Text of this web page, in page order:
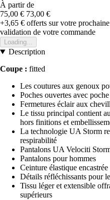
À partir de
75,00 € 73,00 €
+3,65 € offerts sur votre
validation de votre commande
Loading...
Description
Coupe : fitted
Les coutures aux genoux
Poches ouvertes avec
Fermetures éclair aux
Le tissu principal contient
hors finitions et
La technologie UA Storm
respirabilité
Pantalons UA Velociti
Pantalons pour hommes
Ceinture élastique
Détails réfléchissants pour
Tissu léger et extensible
supérieurs